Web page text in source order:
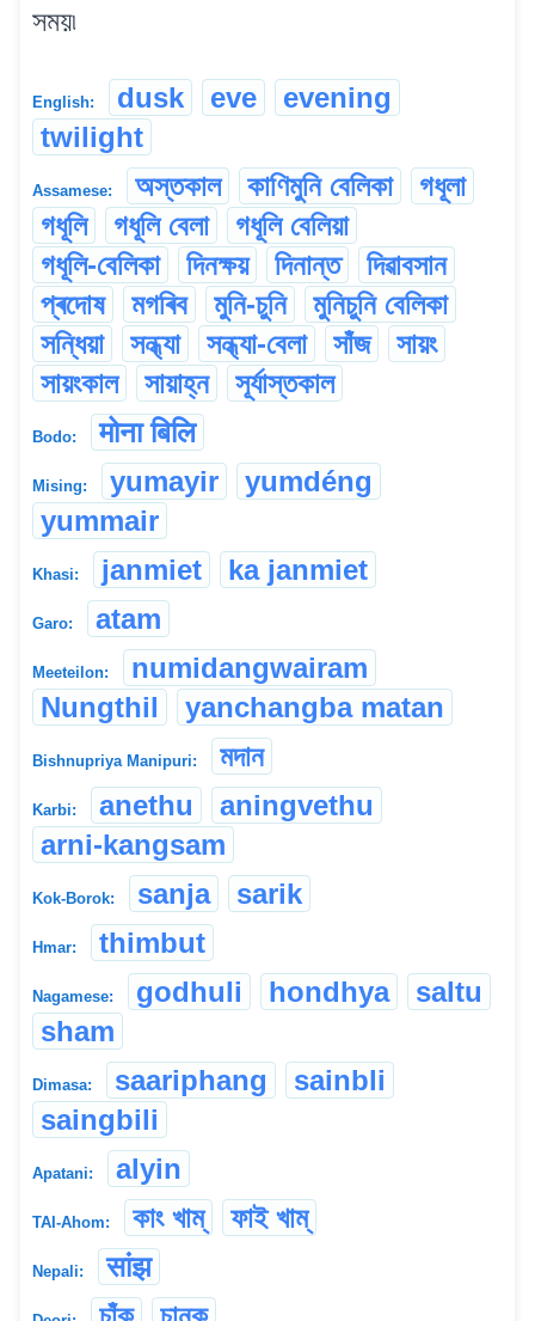
সময়৷
English: dusk eve
evening
twilight
Assamese: অস্তকাল কাণিমুনি বেলিকা
গধূলা
গধূলি
গধূলি বেলা
গধূলি বেলিয়া
গধূলি-বেলিকা
দিনক্ষয় দিনান্ত
দিৱাবসান
প্ৰদোষ
মগৰিব মুনি-চুনি
মুনিচুনি বেলিকা
সন্ধিয়া
সন্ধ্যা সন্ধ্যা-বেলা সাঁজ
সায়ং
সায়ংকাল
সায়াহ্ন সূৰ্যাস্তকাল
Bodo: मोना बिलि
Mising: yumayir
yumdéng
yummair
Khasi: janmiet ka janmiet
Garo: atam
Meeteilon:
numidangwairam
Nungthil
yanchangba matan
Bishnupriya Manipuri: মদান
Karbi: anethu
aningvethu
arni-kangsam
Kok-Borok: sanja sarik
Hmar: thimbut
Nagamese: godhuli hondhya
saltu
sham
Dimasa: saariphang
sainbli
saingbili
Apatani: alyin
TAI-Ahom: কাং খাম্ ফাই খাম্
Nepali: सांझ